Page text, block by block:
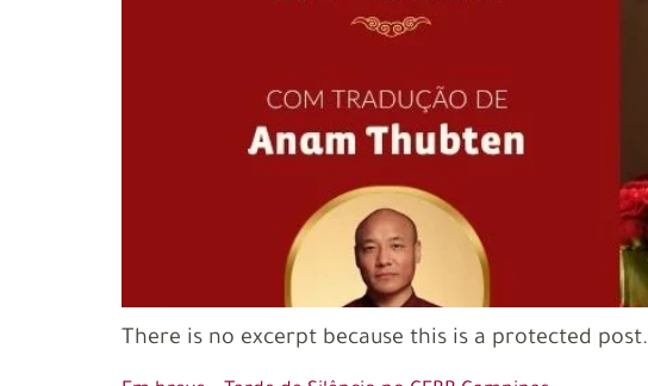
There is no excerpt because this is a protected post.